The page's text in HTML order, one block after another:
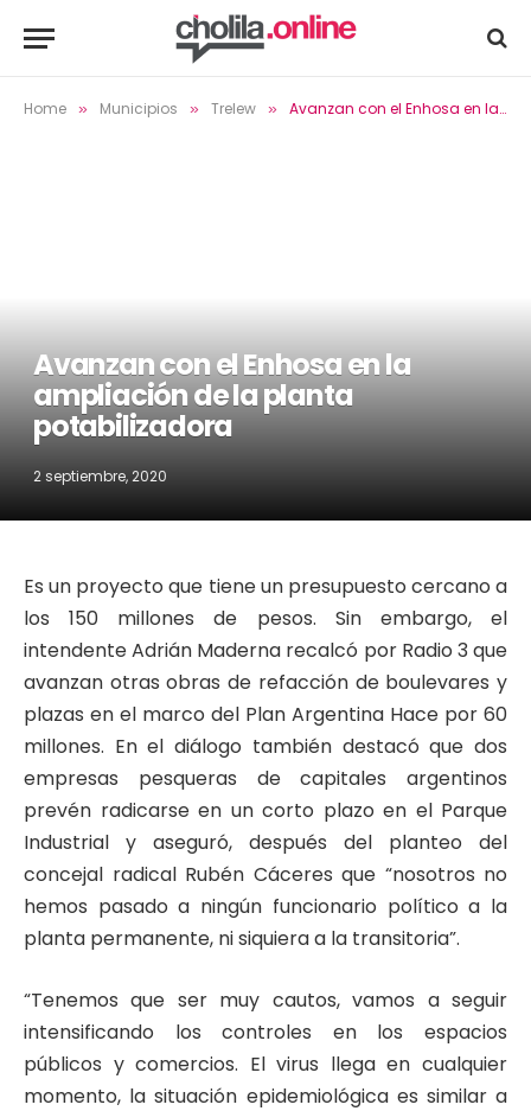
Home » Municipios » Trelew » Avanzan con el Enhosa en la ampliación de la planta potabilizadora
Avanzan con el Enhosa en la
ampliación de la planta
potabilizadora
2 septiembre, 2020
Es un proyecto que tiene un presupuesto cercano a
los 150 millones de pesos. Sin embargo, el
intendente Adrián Maderna recalcó por Radio 3 que
avanzan otras obras de refacción de boulevares y
plazas en el marco del Plan Argentina Hace por 60
millones. En el diálogo también destacó que dos
empresas pesqueras de capitales argentinos
prevén radicarse en un corto plazo en el Parque
Industrial y aseguró, después del planteo del
concejal radical Rubén Cáceres que “nosotros no
hemos pasado a ningún funcionario político a la
planta permanente, ni siquiera a la transitoria”.
“Tenemos que ser muy cautos, vamos a seguir
intensificando los controles en los espacios
públicos y comercios. El virus llega en cualquier
momento, la situación epidemiológica es similar a